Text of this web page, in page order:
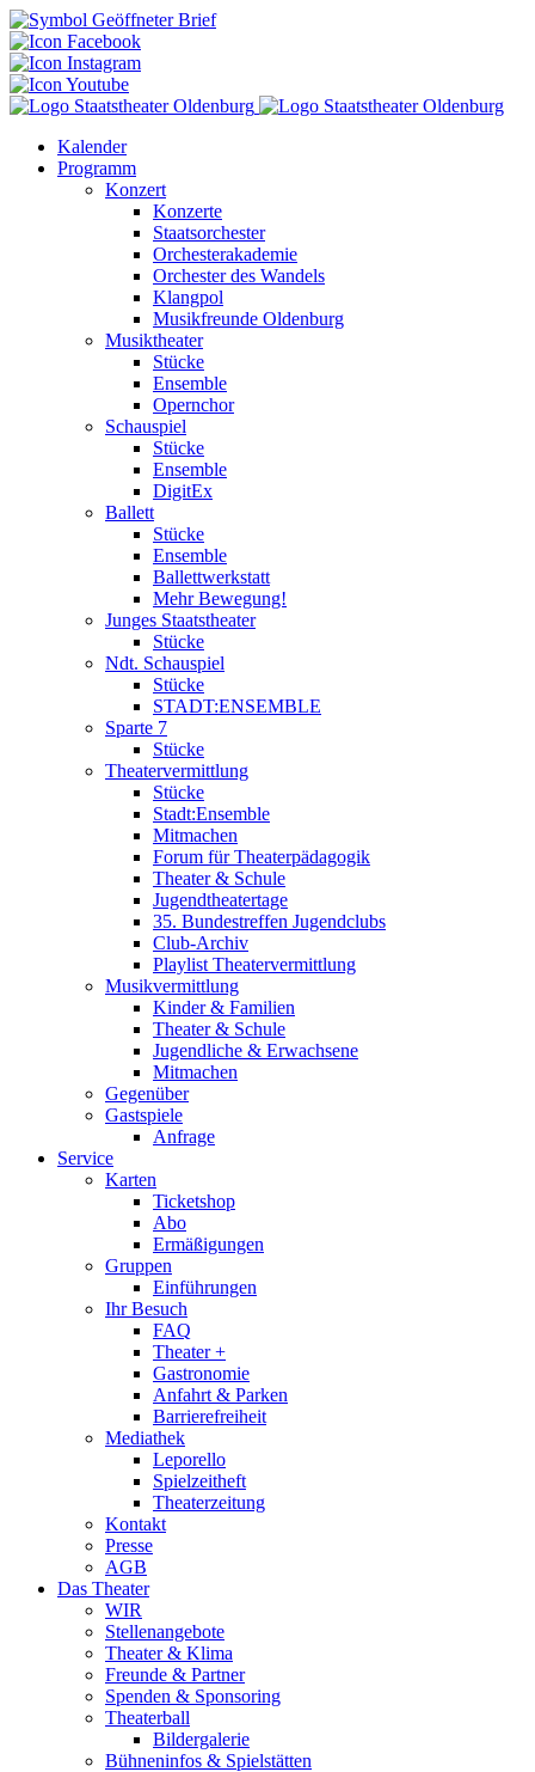
Kalender
Programm
Konzert
Konzerte
Staatsorchester
Orchesterakademie
Orchester des Wandels
Klangpol
Musikfreunde Oldenburg
Musiktheater
Stücke
Ensemble
Opernchor
Schauspiel
Stücke
Ensemble
DigitEx
Ballett
Stücke
Ensemble
Ballettwerkstatt
Mehr Bewegung!
Junges Staatstheater
Stücke
Ndt. Schauspiel
Stücke
STADT:ENSEMBLE
Sparte 7
Stücke
Theatervermittlung
Stücke
Stadt:Ensemble
Mitmachen
Forum für Theaterpädagogik
Theater & Schule
Jugendtheatertage
35. Bundestreffen Jugendclubs
Club-Archiv
Playlist Theatervermittlung
Musikvermittlung
Kinder & Familien
Theater & Schule
Jugendliche & Erwachsene
Mitmachen
Gegenüber
Gastspiele
Anfrage
Service
Karten
Ticketshop
Abo
Ermäßigungen
Gruppen
Einführungen
Ihr Besuch
FAQ
Theater +
Gastronomie
Anfahrt & Parken
Barrierefreiheit
Mediathek
Leporello
Spielzeitheft
Theaterzeitung
Kontakt
Presse
AGB
Das Theater
WIR
Stellenangebote
Theater & Klima
Freunde & Partner
Spenden & Sponsoring
Theaterball
Bildergalerie
Bühneninfos & Spielstätten